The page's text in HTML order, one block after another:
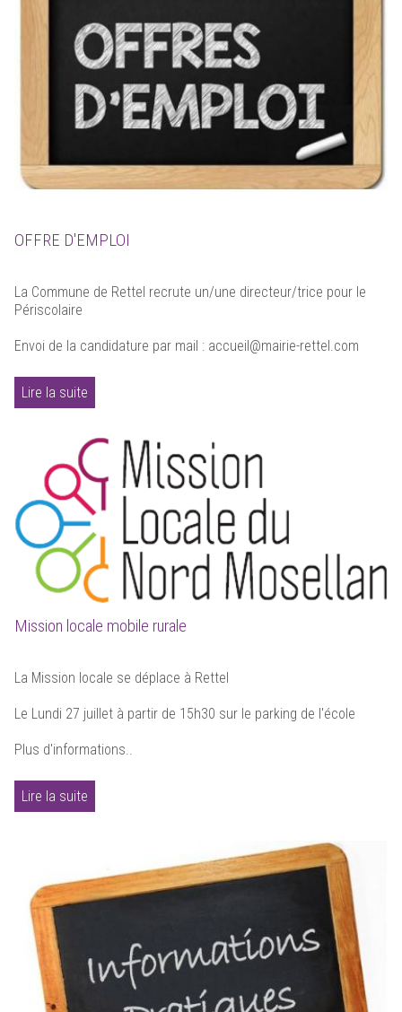
OFFRE D'EMPLOI
La Commune de Rettel recrute un/une directeur/trice pour le
Périscolaire
Envoi de la candidature par mail : accueil@mairie-rettel.com
Lire la suite
Mission locale mobile rurale
La Mission locale se déplace à Rettel
Le Lundi 27 juillet à partir de 15h30 sur le parking de l'école
Plus d'informations..
Lire la suite